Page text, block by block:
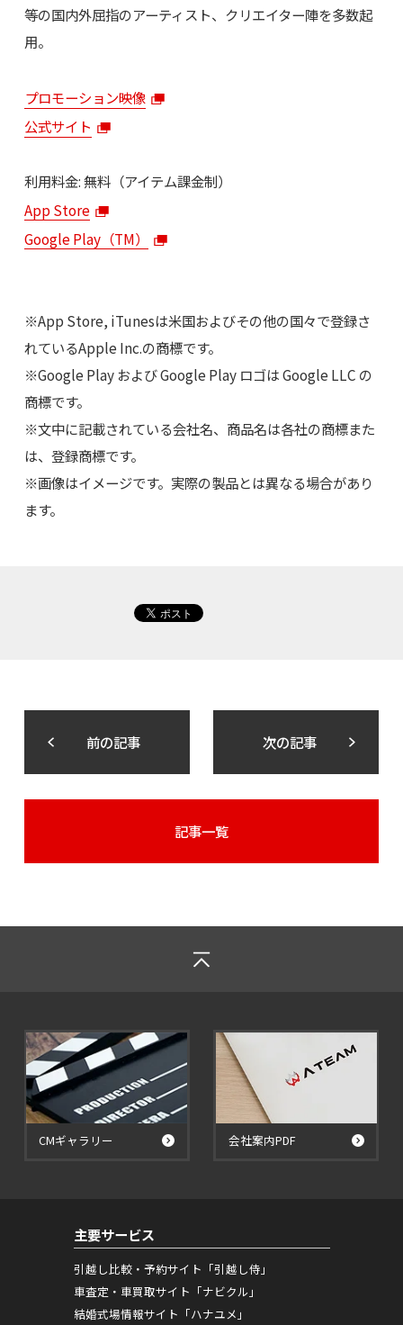
等の国内外屈指のアーティスト、クリエイター陣を多数起
用。
プロモーション映像
公式サイト
利用料金: 無料（アイテム課金制）
App Store
Google Play（TM）
※App Store, iTunesは米国およびその他の国々で登録さ
れているApple Inc.の商標です。
※Google Play および Google Play ロゴは Google LLC の
商標です。
※文中に記載されている会社名、商品名は各社の商標また
は、登録商標です。
※画像はイメージです。実際の製品とは異なる場合があり
ます。
前の記事 次の記事
記事一覧
CMギャラリー 会社案内PDF
主要サービス
引越し比較・予約サイト「引越し侍」
車査定・車買取サイト「ナビクル」
結婚式場情報サイト「ハナユメ」